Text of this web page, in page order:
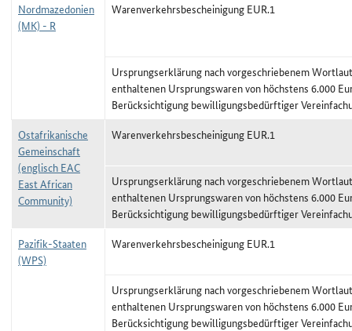
Nordmazedonien
(MK) - R
Warenverkehrsbescheinigung EUR.1
Ursprungserklärung nach vorgeschriebenem
enthaltenen Ursprungswaren von höchstens 6.000
Berücksichtigung bewilligungsbedürftiger
Ostafrikanische
Gemeinschaft
(englisch EAC
East African
Community)
Warenverkehrsbescheinigung EUR.1
Ursprungserklärung nach vorgeschriebenem
enthaltenen Ursprungswaren von höchstens 6.000
Berücksichtigung bewilligungsbedürftiger
Pazifik-Staaten
(WPS)
Warenverkehrsbescheinigung EUR.1
Ursprungserklärung nach vorgeschriebenem
enthaltenen Ursprungswaren von höchstens 6.000
Berücksichtigung bewilligungsbedürftiger